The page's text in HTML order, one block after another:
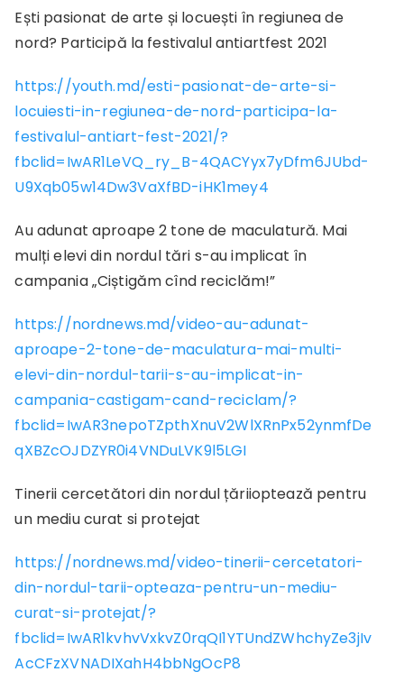
Ești pasionat de arte și locuești în regiunea de
nord? Participă la festivalul antiartfest 2021
https://youth.md/esti-pasionat-de-arte-si-
locuiesti-in-regiunea-de-nord-participa-la-
festivalul-antiart-fest-2021/?
fbclid=IwAR1LeVQ_ry_B-4QACYyx7yDfm6JUbd-
U9Xqb05w14Dw3VaXfBD-iHK1mey4
Au adunat aproape 2 tone de maculatură. Mai
mulți elevi din nordul tări s-au implicat în
campania „Ciștigăm cînd reciclăm!”
https://nordnews.md/video-au-adunat-
aproape-2-tone-de-maculatura-mai-multi-
elevi-din-nordul-tarii-s-au-implicat-in-
campania-castigam-cand-reciclam/?
fbclid=IwAR3nepoTZpthXnuV2WlXRnPx52ynmfDe
qXBZcOJDZYR0i4VNDuLVK9l5LGI
Tinerii cercetători din nordul țăriioptează pentru
un mediu curat si protejat
https://nordnews.md/video-tinerii-cercetatori-
din-nordul-tarii-opteaza-pentru-un-mediu-
curat-si-protejat/?
fbclid=IwAR1kvhvVxkvZ0rqQI1YTUndZWhchyZe3jIv
AcCFzXVNADIXahH4bbNgOcP8